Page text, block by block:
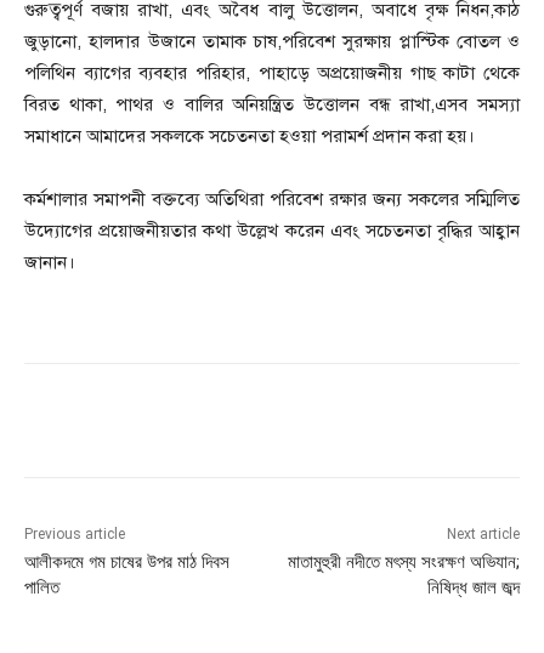
গুরুত্বপূর্ণ বজায় রাখা, এবং অবৈধ বালু উত্তোলন, অবাধে বৃক্ষ নিধন,কাঠ
জুড়ানো, হালদার উজানে তামাক চাষ,পরিবেশ সুরক্ষায় প্লাস্টিক বোতল ও
পলিথিন ব্যাগের ব্যবহার পরিহার, পাহাড়ে অপ্রয়োজনীয় গাছ কাটা থেকে
বিরত থাকা, পাথর ও বালির অনিয়ন্ত্রিত উত্তোলন বন্ধ রাখা,এসব সমস্যা
সমাধানে আমাদের সকলকে সচেতনতা হওয়া পরামর্শ প্রদান করা হয়।
কর্মশালার সমাপনী বক্তব্যে অতিথিরা পরিবেশ রক্ষার জন্য সকলের সম্মিলিত
উদ্যোগের প্রয়োজনীয়তার কথা উল্লেখ করেন এবং সচেতনতা বৃদ্ধির আহ্বান
জানান।
Previous article
আলীকদমে গম চাষের উপর মাঠ দিবস
পালিত
Next article
মাতামুহুরী নদীতে মৎস্য সংরক্ষণ অভিযান;
নিষিদ্ধ জাল জব্দ